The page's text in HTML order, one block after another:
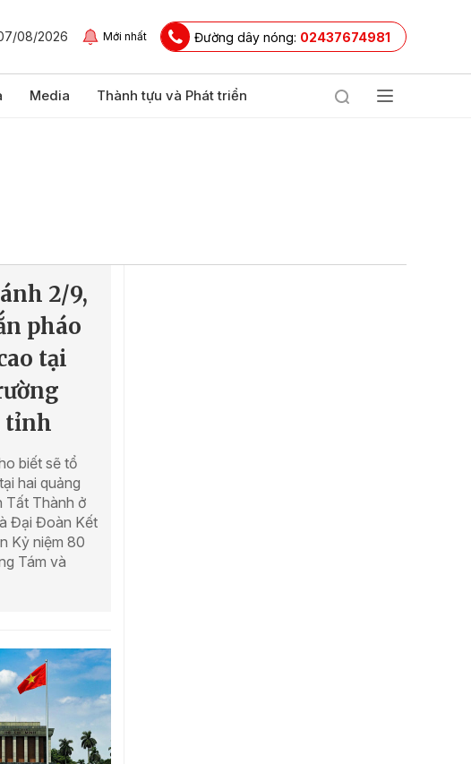
08/2026 Mới nhất Đường dây nóng: 02437674981
Media Thành tựu và Phát triển
2/9,
pháo
tại
tỉnh
biết sẽ tổ
hai quảng
Tất Thành ở
Đại Đoàn Kết
Kỷ niệm 80
Tám và